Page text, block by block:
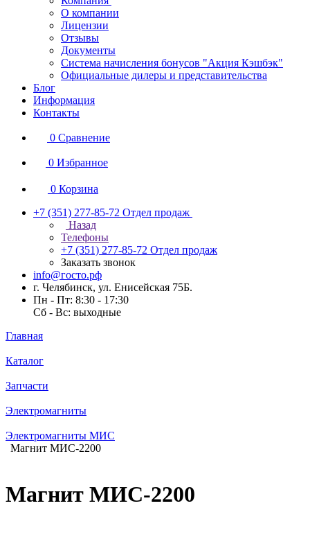
О компании
Лицензии
Отзывы
Документы
Система начисления бонусов "Акция Кэшбэк"
Официальные дилеры и представительства
Блог
Информация
Контакты
0 Сравнение
0 Избранное
0 Корзина
+7 (351) 277-85-72 Отдел продаж
Назад
Телефоны
+7 (351) 277-85-72 Отдел продаж
Заказать звонок
info@госто.рф
г. Челябинск, ул. Енисейская 75Б.
Пн - Пт: 8:30 - 17:30
Сб - Вс: выходные
Главная
Каталог
Запчасти
Электромагниты
Электромагниты МИС
Магнит МИС-2200
Магнит МИС-2200